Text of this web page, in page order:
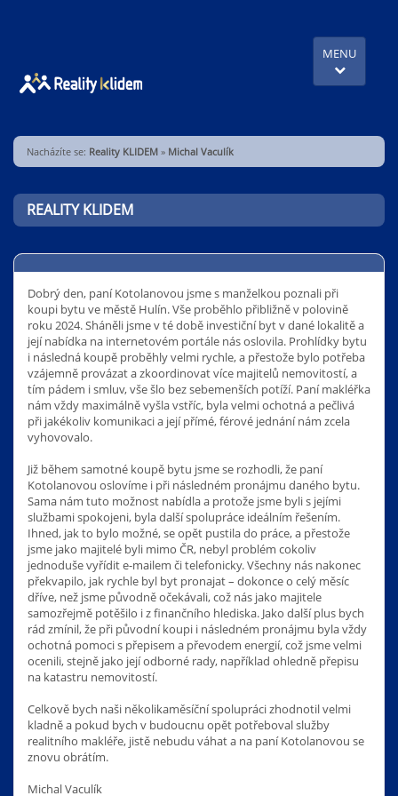
MENU
Nacházíte se: Reality KLIDEM » Michal Vaculík
REALITY KLIDEM
Dobrý den, paní Kotolanovou jsme s manželkou poznali při
koupi bytu ve městě Hulín. Vše proběhlo přibližně v polovině
roku 2024. Sháněli jsme v té době investiční byt v dané lokalitě a
její nabídka na internetovém portále nás oslovila. Prohlídky bytu
i následná koupě proběhly velmi rychle, a přestože bylo potřeba
vzájemně provázat a zkoordinovat více majitelů nemovitostí, a
tím pádem i smluv, vše šlo bez sebemenších potíží. Paní makléřka
nám vždy maximálně vyšla vstříc, byla velmi ochotná a pečlivá
při jakékoliv komunikaci a její přímé, férové jednání nám zcela
vyhovovalo.
Již během samotné koupě bytu jsme se rozhodli, že paní
Kotolanovou oslovíme i při následném pronájmu daného bytu.
Sama nám tuto možnost nabídla a protože jsme byli s jejími
službami spokojeni, byla další spolupráce ideálním řešením.
Ihned, jak to bylo možné, se opět pustila do práce, a přestože
jsme jako majitelé byli mimo ČR, nebyl problém cokoliv
jednoduše vyřídit e-mailem či telefonicky. Všechny nás nakonec
překvapilo, jak rychle byl byt pronajat – dokonce o celý měsíc
dříve, než jsme původně očekávali, což nás jako majitele
samozřejmě potěšilo i z finančního hlediska. Jako další plus bych
rád zmínil, že při původní koupi i následném pronájmu byla vždy
ochotná pomoci s přepisem a převodem energií, což jsme velmi
ocenili, stejně jako její odborné rady, například ohledně přepisu
na katastru nemovitostí.
Celkově bych naši několikaměsíční spolupráci zhodnotil velmi
kladně a pokud bych v budoucnu opět potřeboval služby
realitního makléře, jistě nebudu váhat a na paní Kotolanovou se
znovu obrátím.
Michal Vaculík